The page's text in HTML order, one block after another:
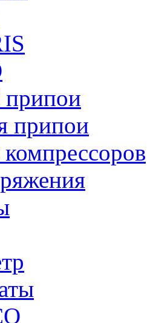
припои
припои